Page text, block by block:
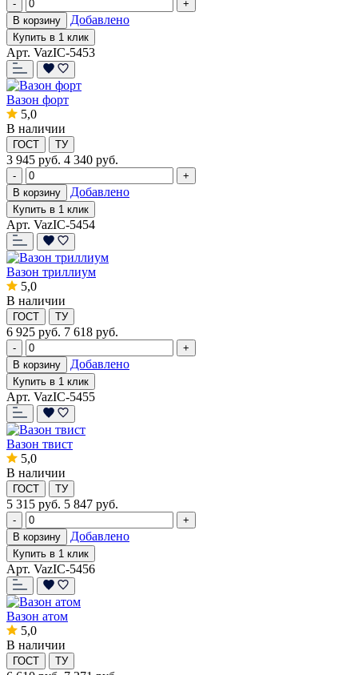
-
+
В корзину
Добавлено
Купить в 1 клик
Арт. VazIC-5453
Вазон форт
5,0
В наличии
ГОСТ ТУ
3 945 руб. 4 340 руб.
-
+
В корзину
Добавлено
Купить в 1 клик
Арт. VazIC-5454
Вазон триллиум
5,0
В наличии
ГОСТ ТУ
6 925 руб. 7 618 руб.
-
+
В корзину
Добавлено
Купить в 1 клик
Арт. VazIC-5455
Вазон твист
5,0
В наличии
ГОСТ ТУ
5 315 руб. 5 847 руб.
-
+
В корзину
Добавлено
Купить в 1 клик
Арт. VazIC-5456
Вазон атом
5,0
В наличии
ГОСТ ТУ